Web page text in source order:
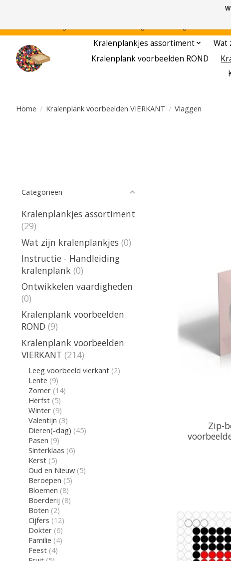
Kralenplankjes assortiment Wat
Kralenplank voorbeelden ROND
Home / Kralenplank voorbeelden VIERKANT / Vlaggen
Categorieën
Kralenplankjes assortiment
(29)
Wat zijn kralenplankjes (0)
Instructie - Handleiding
kralenplank (0)
Ontwikkelen vaardigheden
(0)
Kralenplank voorbeelden
ROND (9)
Kralenplank voorbeelden
VIERKANT (214)
Leeg voorbeeld vierkant (2)
Lente (9)
Zomer (14)
Herfst (5)
Winter (9)
Valentijn (3)
Dieren(-dag) (45)
Pasen (9)
Sinterklaas (6)
Kerst (5)
Oud en Nieuw (5)
Beroepen (5)
Bloemen (8)
Boerderij (8)
Boten (2)
Cijfers (12)
Dokter (6)
Familie (4)
Feest (4)
Zip-